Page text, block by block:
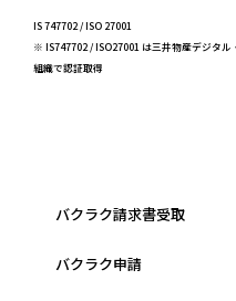
IS 747702 / ISO 27001
※ IS747702 / ISO27001 は三井物産デジタ
組織で認証取得
バクラク請求書受取
バクラク申請